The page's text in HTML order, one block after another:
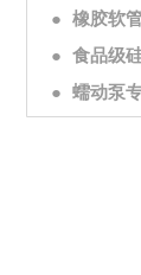
● 橡胶软
● 食品级
● 蠕动泵